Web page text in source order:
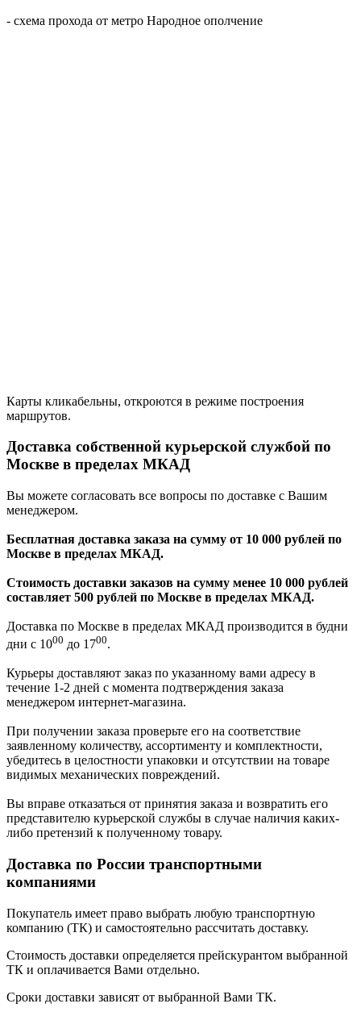
- схема прохода от метро Народное ополчение
Карты кликабельны, откроются в режиме построения
маршрутов.
Доставка собственной курьерской службой по
Москве в пределах МКАД
Вы можете согласовать все вопросы по доставке с Вашим
менеджером.
Бесплатная доставка заказа на сумму от 10 000 рублей по
Москве в пределах МКАД.
Стоимость доставки заказов на сумму менее 10 000 рублей
составляет 500 рублей по Москве в пределах МКАД.
Доставка по Москве в пределах МКАД производится в будни
дни с 1000 до 1700.
Курьеры доставляют заказ по указанному вами адресу в
течение 1-2 дней с момента подтверждения заказа
менеджером интернет-магазина.
При получении заказа проверьте его на соответствие
заявленному количеству, ассортименту и комплектности,
убедитесь в целостности упаковки и отсутствии на товаре
видимых механических повреждений.
Вы вправе отказаться от принятия заказа и возвратить его
представителю курьерской службы в случае наличия каких-
либо претензий к полученному товару.
Доставка по России транспортными
компаниями
Покупатель имеет право выбрать любую транспортную
компанию (ТК) и самостоятельно рассчитать доставку.
Стоимость доставки определяется прейскурантом выбранной
ТК и оплачивается Вами отдельно.
Сроки доставки зависят от выбранной Вами ТК.